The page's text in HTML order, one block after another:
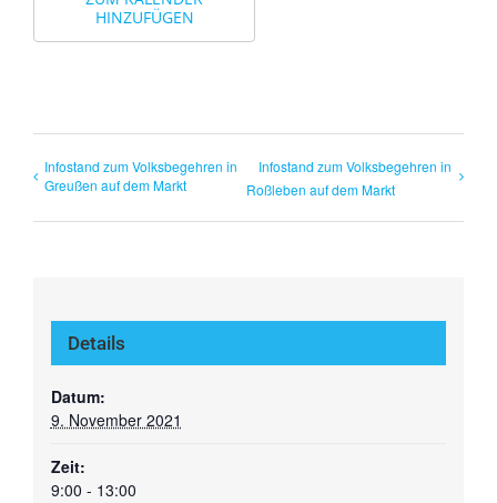
HINZUFÜGEN
Infostand zum Volksbegehren in
Greußen auf dem Markt
Infostand zum Volksbegehren in
Roßleben auf dem Markt
Details
Datum:
9. November 2021
Zeit:
9:00 - 13:00